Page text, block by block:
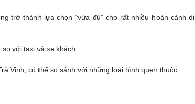
trở thành lựa chọn “vừa đủ” cho rất nhiều hoàn cảnh di
so với taxi và xe khách
Vinh, có thể so sánh với những loại hình quen thuộc: